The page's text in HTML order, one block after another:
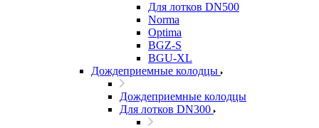
Для лотков DN500
Norma
Optima
BGZ-S
BGU-XL
Дождеприемные колодцы
Дождеприемные колодцы
Для лотков DN300